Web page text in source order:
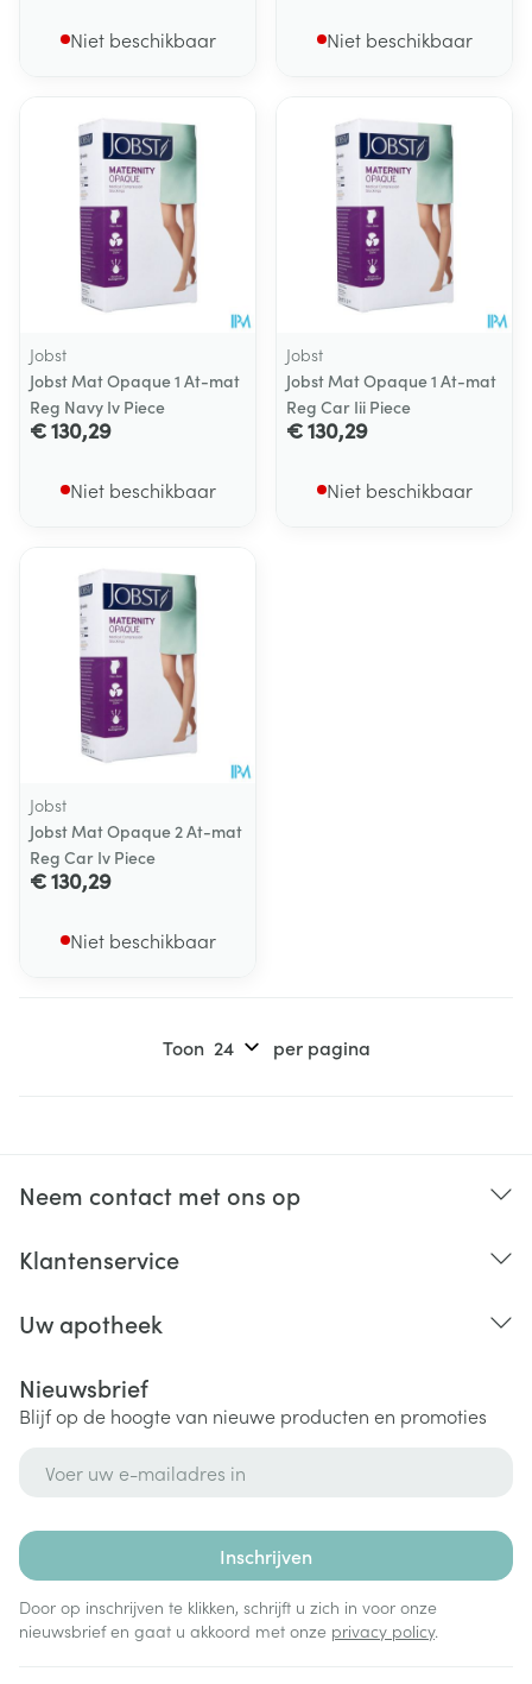
Niet beschikbaar Niet beschikbaar
Jobst
Jobst Mat Opaque 1 At-mat
Reg Navy Iv Piece
€ 130,29
Niet beschikbaar
Jobst
Jobst Mat Opaque 1 At-mat
Reg Car Iii Piece
€ 130,29
Niet beschikbaar
Jobst
Jobst Mat Opaque 2 At-mat
Reg Car Iv Piece
€ 130,29
Niet beschikbaar
Toon per pagina
Neem contact met ons op
Klantenservice
Uw apotheek
Nieuwsbrief
Blijf op de hoogte van nieuwe producten en promoties
Inschrijven
Door op inschrijven te klikken, schrijft u zich in voor onze
nieuwsbrief en gaat u akkoord met onze privacy policy.